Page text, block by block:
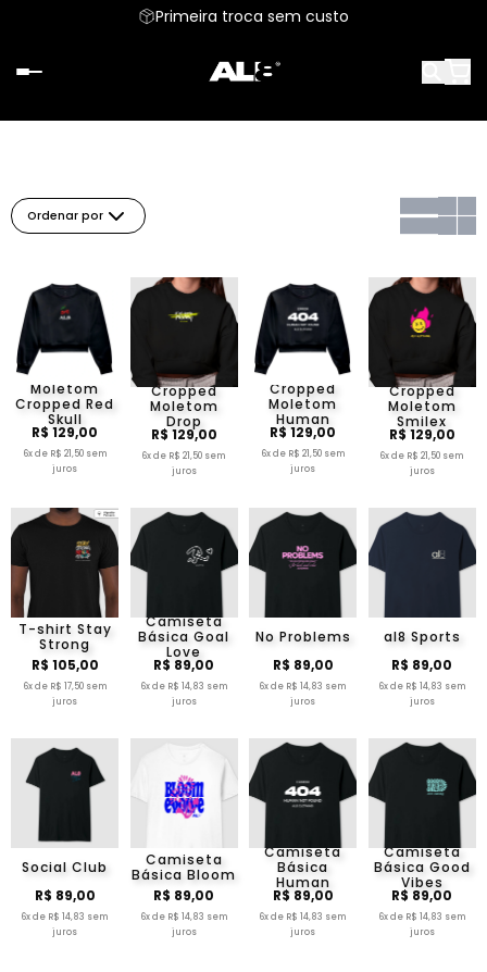
Primeira troca sem custo
Ordenar por
Moletom
Cropped Red
Skull
R$ 129,00
6x de R$ 21,50 sem
juros
Cropped
Moletom
Drop
R$ 129,00
6x de R$ 21,50 sem
juros
Cropped
Moletom
Human
R$ 129,00
6x de R$ 21,50 sem
juros
Cropped
Moletom
Smilex
R$ 129,00
6x de R$ 21,50 sem
juros
T-shirt Stay
Strong
R$ 105,00
6x de R$ 17,50 sem
juros
Camiseta
Básica Goal
Love
R$ 89,00
6x de R$ 14,83 sem
juros
No Problems
R$ 89,00
6x de R$ 14,83 sem
juros
al8 Sports
R$ 89,00
6x de R$ 14,83 sem
juros
Social Club
R$ 89,00
6x de R$ 14,83 sem
juros
Camiseta
Básica Bloom
R$ 89,00
6x de R$ 14,83 sem
juros
Camiseta
Básica
Human
R$ 89,00
6x de R$ 14,83 sem
juros
Camiseta
Básica Good
Vibes
R$ 89,00
6x de R$ 14,83 sem
juros